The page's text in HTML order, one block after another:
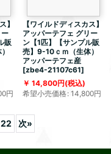
】
販
円
【ワイルドディスカス】
アッパーテフェ グリー
ン【1匹】【サンプル販
売】9-10ｃｍ（生体）
アッパーテフェ産
[zbe4-21107c61]
14,800円(税込)
希望小売価格: 14,800円
22 次»